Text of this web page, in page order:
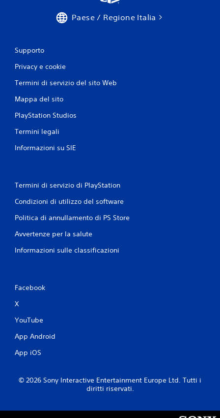
Paese / Regione Italia
Supporto
Privacy e cookie
Termini di servizio del sito Web
Mappa del sito
PlayStation Studios
Termini legali
Informazioni su SIE
Termini di servizio di PlayStation
Condizioni di utilizzo del software
Politica di annullamento di PS Store
Avvertenze per la salute
Informazioni sulle classificazioni
Facebook
X
YouTube
App Android
App iOS
© 2026 Sony Interactive Entertainment Europe Ltd. Tutti i
diritti riservati.